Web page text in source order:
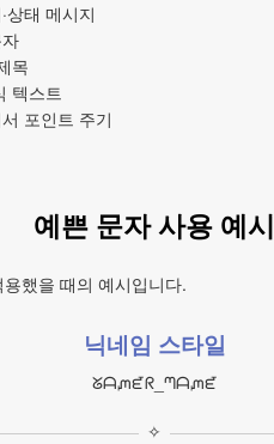
상태 메시지
목
텍스트
포인트 주기
예쁜 문자 사용 예시
했을 때의 예시입니다.
닉네임 스타일
ᘜᗩᘻᘿᖇ_ᘉᗩᘻᘿ
✧